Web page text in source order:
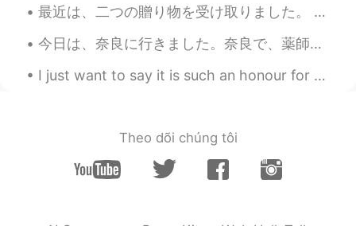
下次不参加了。
下次不参加了。
@LiliorangeYeah, the guy opposite me
Tao 2019.07.09 16:46
最近は、二つの贈り物を受け取りました。 贈り物は蝋燭と茶碗です。蝋燭は、両親によって沖縄で疲れました。中に貝がたくさん入っています!茶碗は、台湾の友達のお土産です。２頭の海豚が茶碗の中で泳いでい...
今日は、奈良に行きました。奈良で、薬師寺を観光しました。薬師寺は、仏教の法相宗のお寺です。法相宗の漢文の経典は、僕の研究の目的です。お寺で、玄奘の像を見ました。玄奘は、中国仏教の偉い翻訳者でした...
I just want to say it is such an honour for so many people around the world to all be studying wi...
Theo dõi chúng tôi